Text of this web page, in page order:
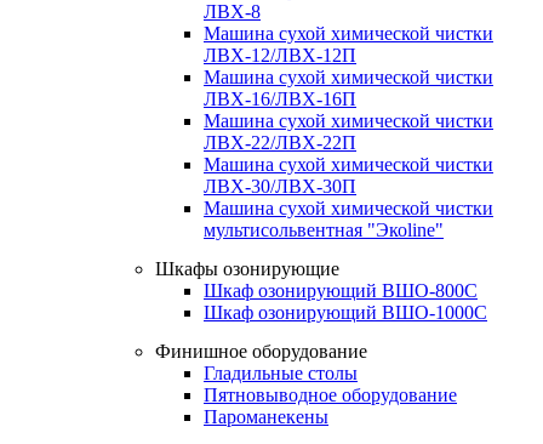
ЛВХ-8
Машина сухой химической чистки
ЛВХ-12/ЛВХ-12П
Машина сухой химической чистки
ЛВХ-16/ЛВХ-16П
Машина сухой химической чистки
ЛВХ-22/ЛВХ-22П
Машина сухой химической чистки
ЛВХ-30/ЛВХ-30П
Машина сухой химической чистки
мультисольвентная "Экоline"
Шкафы озонирующие
Шкаф озонирующий ВШО-800С
Шкаф озонирующий ВШО-1000С
Финишное оборудование
Гладильные столы
Пятновыводное оборудование
Пароманекены